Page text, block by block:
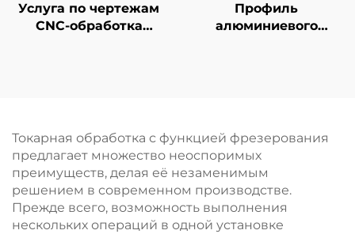
Услуга по чертежам
CNC-обработка
Профиль
алюминиевого
анодированным
покрытием
Токарная обработка с функцией фрезерования
предлагает множество неоспоримых
преимуществ, делая её незаменимым
решением в современном производстве.
Прежде всего, возможность выполнения
нескольких операций в одной установке